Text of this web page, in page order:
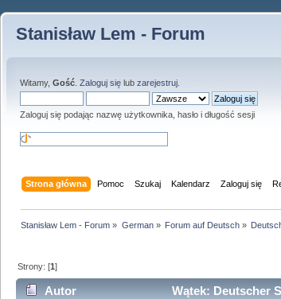
Stanisław Lem - Forum
Witamy, Gość Zaloguj się lub zarejestruj
Zaloguj się podając nazwę użytkownika, hasło i długość sesji
Strona główna Pomoc Szukaj Kalendarz Zaloguj się
Stanisław Lem - Forum » German» Forum auf Deutsch»
Strony: [1]
Autor Wątek: Deutscher